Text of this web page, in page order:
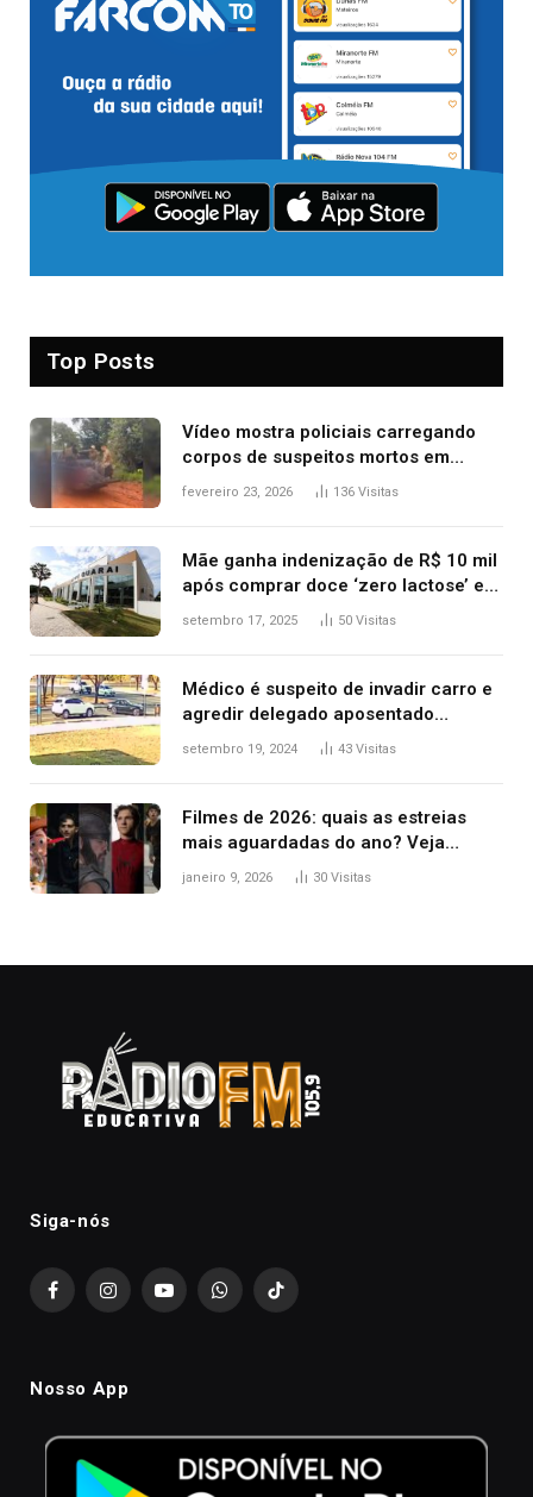
Top Posts
Vídeo mostra policiais carregando
corpos de suspeitos mortos em
confronto dentro de caminhonete
fevereiro 23, 2026 136 Visitas
Mãe ganha indenização de R$ 10 mil
após comprar doce ‘zero lactose’ e
filha ter reação alérgica grave
setembro 17, 2025 50 Visitas
Médico é suspeito de invadir carro e
agredir delegado aposentado
durante confusão no trânsito
setembro 19, 2024 43 Visitas
Filmes de 2026: quais as estreias
mais aguardadas do ano? Veja
principais lançamentos do cinema
janeiro 9, 2026 30 Visitas
Siga-nós
FacebookInstagramYouTubeWhatsAppTikTok
Nosso App